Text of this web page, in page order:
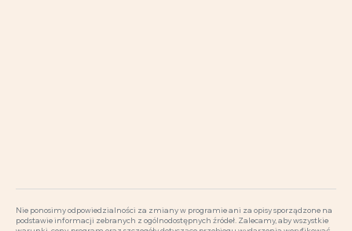
Nie ponosimy odpowiedzialności za zmiany w programie ani za opisy sporządzone na
podstawie informacji zebranych z ogólnodostępnych źródeł. Zalecamy, aby wszystkie